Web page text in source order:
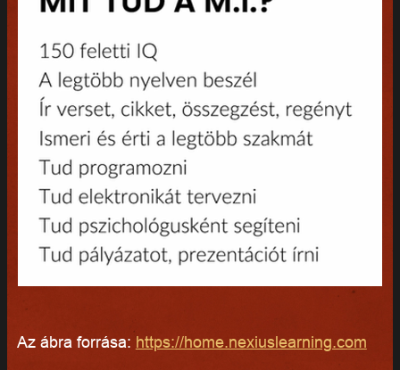
Az ábra forrása: https://home.nexiuslearning.com